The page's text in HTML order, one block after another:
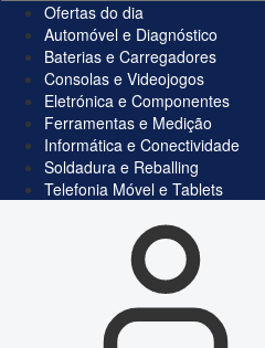
Ofertas do dia
Automóvel e Diagnóstico
Baterias e Carregadores
Consolas e Videojogos
Eletrónica e Componentes
Ferramentas e Medição
Informática e Conectividade
Soldadura e Reballing
Telefonia Móvel e Tablets